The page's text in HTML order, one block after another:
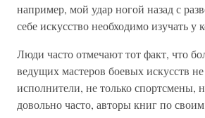
например, мой удар ногой назад с
себе искусство необходимо изучать у
Люди часто отмечают тот факт, что
ведущих мастеров боевых искусств
исполнители, не только спортсмены,
довольно часто, авторы книг по